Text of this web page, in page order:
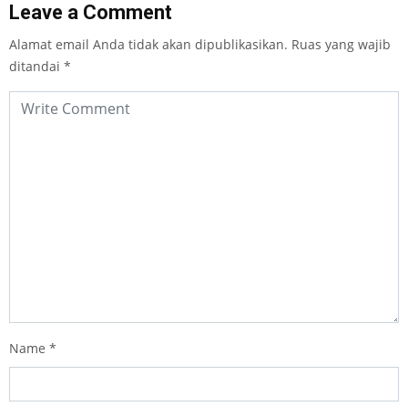
Leave a Comment
Alamat email Anda tidak akan dipublikasikan. Ruas yang wajib
ditandai *
Name *